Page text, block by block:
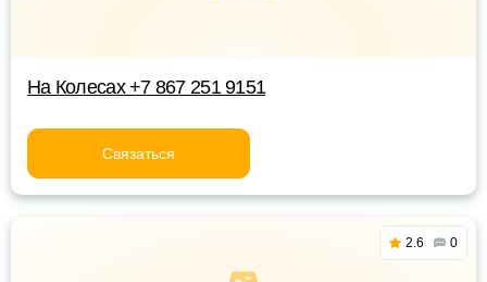
На Колесах +7 867 251 9151
Связаться
2.6 0